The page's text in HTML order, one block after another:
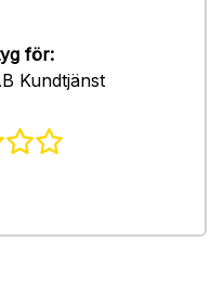
för:
Kundtjänst